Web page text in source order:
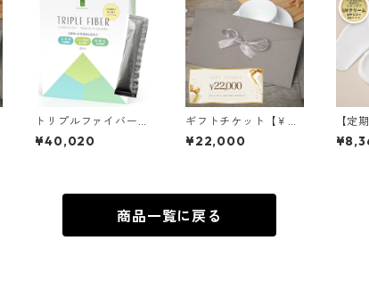
トリプルファイバー
スティックゼリー 10
個セット
¥40,020
ギフトチケット【￥2
2,000】送料込
¥22,000
【定
送料
ヒア
商品一覧に戻る